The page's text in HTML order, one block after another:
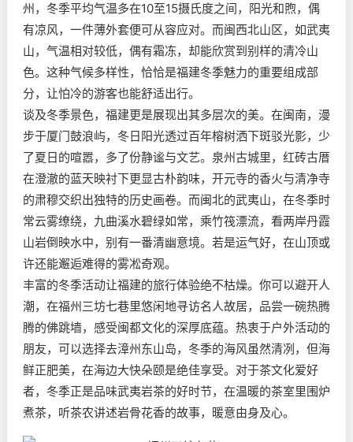
州，冬季平均气温多在10至15摄氏度之间，阳光和煦，偶
有凉风，一件薄外套便可从容应对。而闽西北山区，如武夷
山，气温相对较低，偶有霜冻，却能欣赏到别样的清冷山
色。这种气候多样性，恰恰是福建冬季魅力的重要组成部
分，让怕冷的游客也能舒适出行。
谈及冬季景色，福建更是展现出其多层次的美。在闽南，漫
步于厦门鼓浪屿，冬日阳光透过百年榕树洒下斑驳光影，少
了夏日的喧嚣，多了份静谧与文艺。泉州古城里，红砖古厝
在澄澈的蓝天映衬下更显古朴韵味，开元寺的香火与清净寺
的肃穆交织出独特的历史画卷。而闽北的武夷山，在冬季时
常云雾缭绕，九曲溪水碧绿如常，乘竹筏漂流，看两岸丹霞
山岩倒映水中，别有一番清幽意境。若是运气好，在山顶或
许还能邂逅难得的雾凇奇观。
丰富的冬季活动让福建的旅行体验绝不枯燥。你可以避开人
潮，在福州三坊七巷里悠闲地寻访名人故居，品尝一碗热腾
腾的佛跳墙，感受闽都文化的深厚底蕴。热衷于户外活动的
朋友，可以选择去漳州东山岛，冬季的海风虽然清冽，但海
鲜正肥美，在海边大快朵颐是绝佳享受。对于茶文化爱好
者，冬季正是品味武夷岩茶的好时节，在温暖的茶室里围炉
煮茶，听茶农讲述岩骨花香的故事，暖意由身及心。